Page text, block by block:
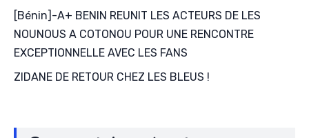
[Bénin]-A+ BENIN REUNIT LES ACTEURS DE LES
NOUNOUS A COTONOU POUR UNE RENCONTRE
EXCEPTIONNELLE AVEC LES FANS
ZIDANE DE RETOUR CHEZ LES BLEUS !